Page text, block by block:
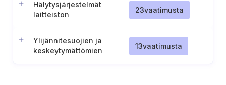
Hälytysjärjestelmät
laitteiston
23vaatimusta
Ylijännitesuojien ja
keskeytymättömien
13vaatimusta